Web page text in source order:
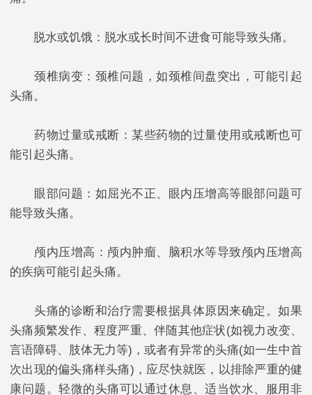
脱水或饥饿：脱水或长时间不进食可能导致头痛。
颈椎病变：颈椎问题，如颈椎间盘突出，可能引起
头痛。
药物过量或戒断：某些药物的过量使用或戒断也可
能引起头痛。
眼部问题：如屈光不正、眼内压增高等眼部问题可
能导致头痛。
颅内压增高：颅内肿瘤、脑积水等导致颅内压增高
的疾病可能引起头痛。
头痛的诊断和治疗需要根据具体原因来确定。如果
头痛频繁发作、程度严重、伴随其他症状(如视力改变、
言语障碍、肢体无力等)，或者有异常的头痛(如一生中首
次出现的偏头痛样头痛)，应尽快就医，以排除严重的健
康问题。轻微的头痛可以通过休息、适当饮水、服用非